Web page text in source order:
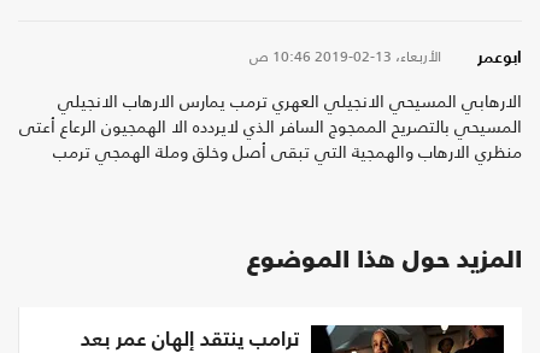
ابوعمر الأربعاء، 13-02-2019 10:46 ص
الارهابي المسيحي الانجيلي العهري ترمب يمارس الارهاب الانجيلي
المسيحي بالتصريح الممجوج السافر الذي لايردده الا الهمجيون الرعاع أعتى
منظري الارهاب والهمجية التي تبقى أصل وخلق وملة الهمجي ترمب
المزيد حول هذا الموضوع
ترامب ينتقد إلهان عمر بعد